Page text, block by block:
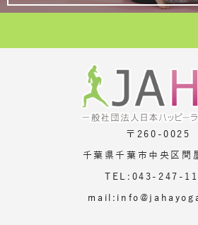
〒260-0025
千葉県千葉市中央区問
TEL:043-247-